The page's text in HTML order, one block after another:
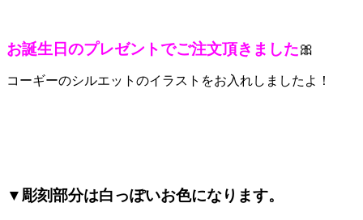
お誕生日のプレゼントでご注文頂きました🎀
コーギーのシルエットのイラストをお入れしましたよ！
▼彫刻部分は白っぽいお色になります。